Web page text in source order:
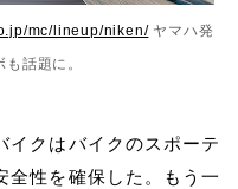
mc/lineup/niken/ヤマハ発
話題に。
イクはバイクのスポーテ
全性を確保した。もう一